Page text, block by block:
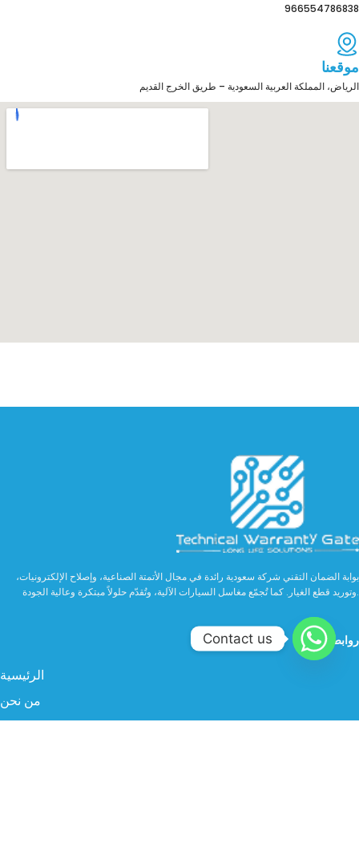
966554786838
موقعنا
الرياض، المملكة العربية السعودية – طريق الخرج القديم
بوابة الضمان التقني شركة سعودية رائدة في مجال الأتمتة الصناعية، وإصلاح الإلكترونيات،
وتوريد قطع الغيار. كما تُجمّع مغاسل السيارات الآلية، وتُقدّم حلولاً مبتكرة وعالية الجودة.
روابط مهمة
الرئيسية
من نحن
الخدمات
Contact us